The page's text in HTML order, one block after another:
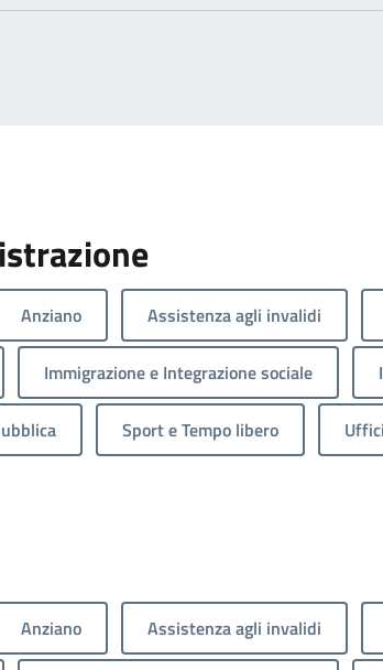
Anziano Assistenza agli invalidi
Immigrazione e Integrazione sociale
Sport e Tempo libero
Anziano Assistenza agli invalidi